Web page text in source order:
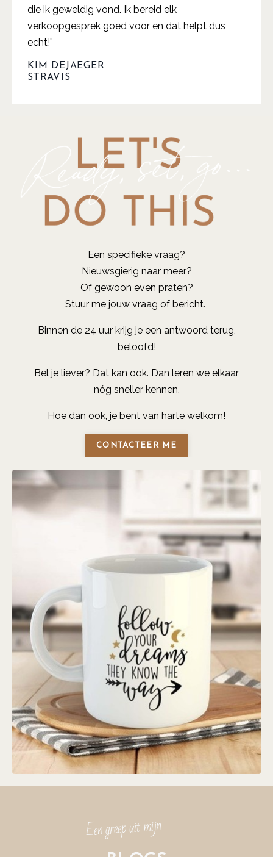
die ik geweldig vond. Ik bereid elk
verkoopgesprek goed voor en dat helpt dus
echt!”
KIM DEJAEGER
STRAVIS
Een specifieke vraag?
Nieuwsgierig naar meer?
Of gewoon even praten?
Stuur me jouw vraag of bericht.
Binnen de 24 uur krijg je een antwoord terug,
beloofd!
Bel je liever? Dat kan ook. Dan leren we elkaar
nóg sneller kennen.
Hoe dan ook, je bent van harte welkom!
CONTACTEER ME
Een greep uit mijn